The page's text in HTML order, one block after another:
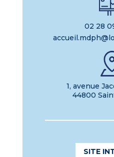
02 28
1, avenue
44800
SITE